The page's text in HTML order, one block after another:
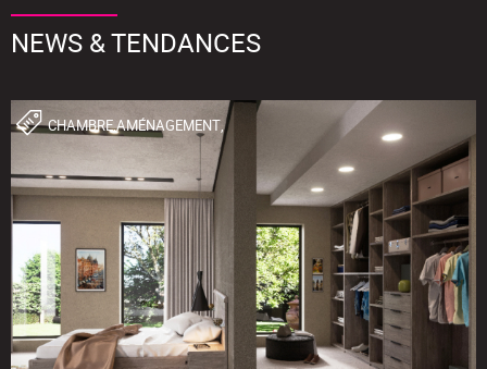
NEWS & TENDANCES
CHAMBRE,AMÉNAGEMENT,